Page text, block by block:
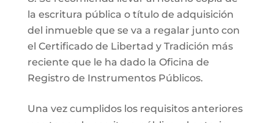
la escritura pública o título de adquisición
del inmueble que se va a regalar junto con
el Certificado de Libertad y Tradición más
reciente que le ha dado la Oficina de
Registro de Instrumentos Públicos.
Una vez cumplidos los requisitos anteriores